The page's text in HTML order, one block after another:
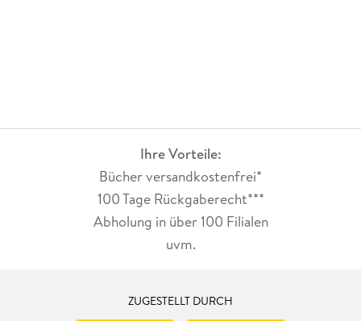
Ihre Vorteile:
Bücher versandkostenfrei*
100 Tage Rückgaberecht***
Abholung in über 100 Filialen
uvm.
ZUGESTELLT DURCH